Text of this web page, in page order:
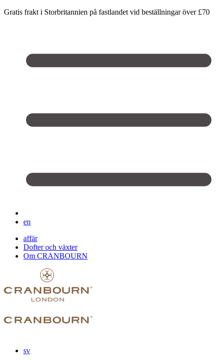
Gratis frakt i Storbritannien på fastlandet vid beställningar över £70
en
affär
Dofter och växter
Om CRANBOURN
sv